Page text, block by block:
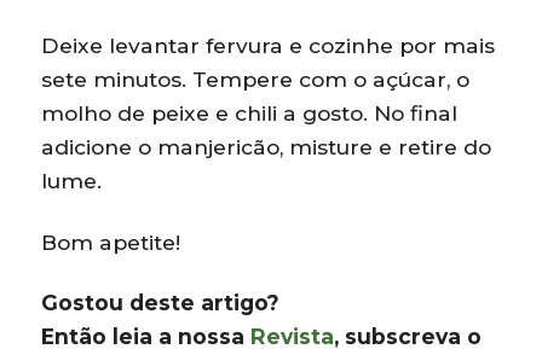
Deixe levantar fervura e cozinhe por mais
sete minutos. Tempere com o açúcar, o
molho de peixe e chili a gosto. No final
adicione o manjericão, misture e retire do
lume.
Bom apetite!
Gostou deste artigo?
Então leia a nossa Revista, subscreva o